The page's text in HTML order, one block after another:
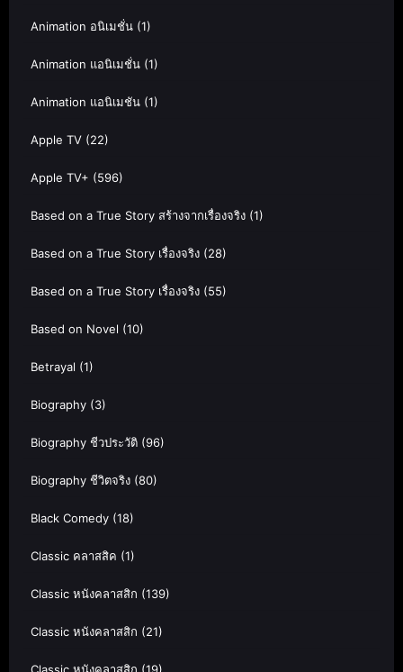
Animation อนิเมชั่น (1)
Animation แอนิเมชั่น (1)
Animation แอนิเมชัน (1)
Apple TV (22)
Apple TV+ (596)
Based on a True Story สร้างจากเรื่องจริง (1)
Based on a True Story เรื่องจริง (28)
Based on a True Story เรื่องจริง (55)
Based on Novel (10)
Betrayal (1)
Biography (3)
Biography ชีวประวัติ (96)
Biography ชีวิตจริง (80)
Black Comedy (18)
Classic คลาสสิค (1)
Classic หนังคลาสสิก (139)
Classic หนังคลาสสิก (21)